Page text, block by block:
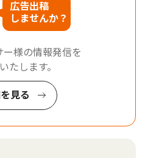
広告出稿
しませんか？
ー様の情報発信を
たします。
見る